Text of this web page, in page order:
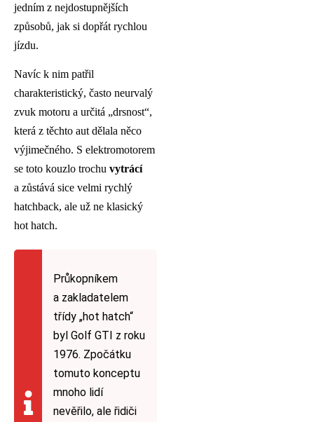
jedním z nejdostupnějších
způsobů, jak si dopřát rychlou
jízdu.
Navíc k nim patřil
charakteristický, často neurvalý
zvuk motoru a určitá „drsnost“,
která z těchto aut dělala něco
výjimečného. S elektromotorem
se toto kouzlo trochu vytrácí
a zůstává sice velmi rychlý
hatchback, ale už ne klasický
hot hatch.
Průkopníkem
a zakladatelem
třídy „hot hatch“
byl Golf GTI z roku
1976. Zpočátku
tomuto konceptu
mnoho lidí
nevěřilo, ale řidiči